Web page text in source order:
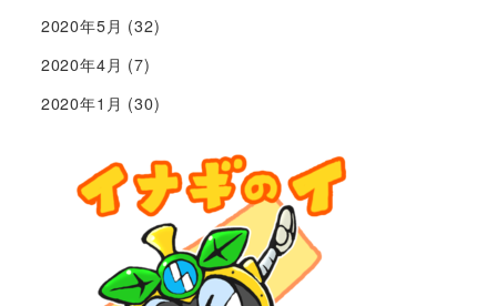
2020年5月 (32)
2020年4月 (7)
2020年1月 (30)